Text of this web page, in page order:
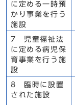
に定める一時預
かり事業を行う
施設
7 児童福祉法
に定める病児保
育事業を行う施
設
8 臨時に設置
された施設